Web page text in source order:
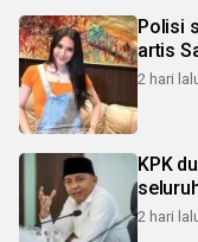
Polisi
artis
2 hari
KPK
2 hari